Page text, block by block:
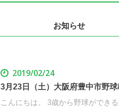
お知らせ
2019/02/24
3月23日（土）大阪府豊中市野
こんにちは。 3歳から野球ができ